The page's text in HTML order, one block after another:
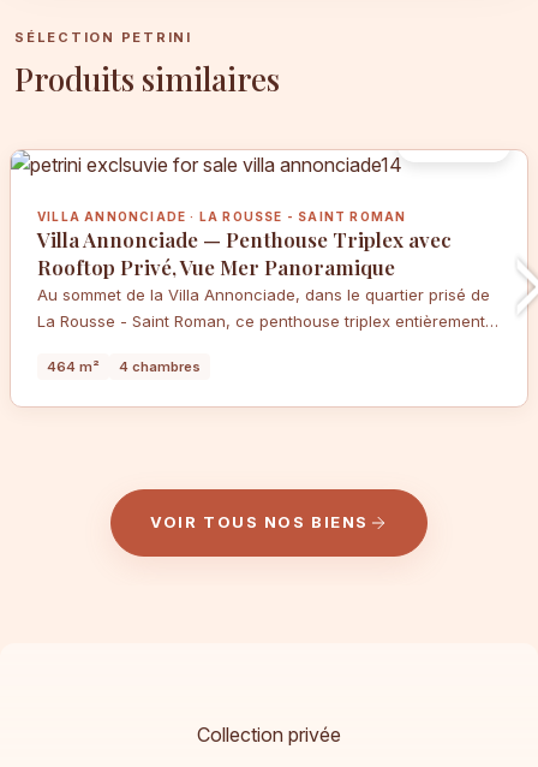
SÉLECTION PETRINI
Produits similaires
VILLA ANNONCIADE · LA ROUSSE - SAINT ROMAN
Villa Annonciade — Penthouse Triplex avec
Rooftop Privé, Vue Mer Panoramique
Au sommet de la Villa Annonciade, dans le quartier prisé de
La Rousse - Saint Roman, ce penthouse triplex entièrement
déployés sur trois niveaux, un solarium privatif avec jacuzzi
464 m² 4 chambres
VOIR TOUS NOS BIENS
Collection privée